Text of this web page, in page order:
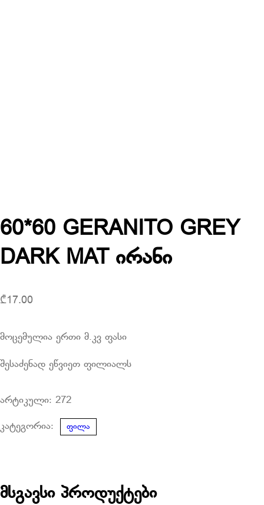
60*60 GERANITO GREY
DARK MAT ირანი
₾17.00
მოცემულია ერთი მ.კვ ფასი
შესაძენად ეწვიეთ ფილიალს
არტიკული: 272
კატეგორია: ფილა
მსგავსი პროდუქტები